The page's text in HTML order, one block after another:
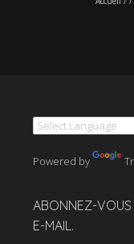
Powered by
ABONNEZ-VOUS
E-MAIL.